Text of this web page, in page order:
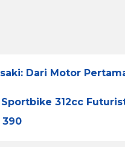
Dari Motor
Sportbike 312cc
390